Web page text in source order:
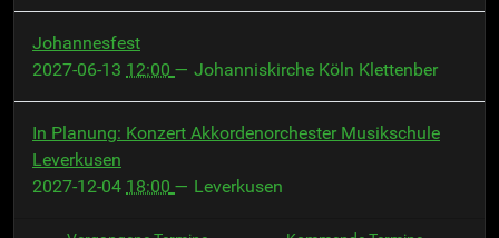
Johannesfest
2027-06-13 12:00 — Johanniskirche Köln Klettenber
In Planung: Konzert Akkordenorchester Musikschule
Leverkusen
2027-12-04 18:00 — Leverkusen